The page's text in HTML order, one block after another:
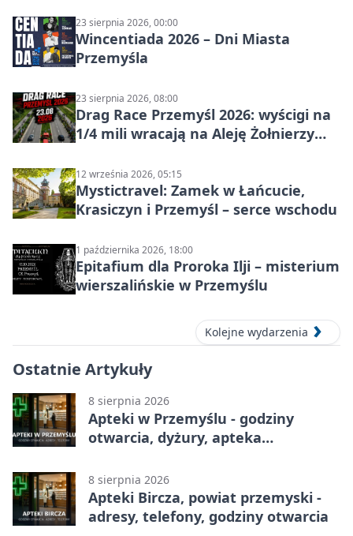
23 sierpnia 2026, 00:00
Wincentiada 2026 – Dni Miasta
Przemyśla
23 sierpnia 2026, 08:00
Drag Race Przemyśl 2026: wyścigi na
1/4 mili wracają na Aleję Żołnierzy
12 września 2026, 05:15
Mystictravel: Zamek w Łańcucie,
Krasiczyn i Przemyśl – serce wschodu
1 października 2026, 18:00
Epitafium dla Proroka Ilji – misterium
wierszalińskie w Przemyślu
Kolejne wydarzenia
Ostatnie Artykuły
8 sierpnia 2026
Apteki w Przemyślu - godziny
otwarcia, dyżury, apteka
8 sierpnia 2026
Apteki Bircza, powiat przemyski -
adresy, telefony, godziny otwarcia